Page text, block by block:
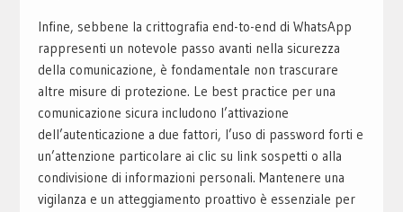
Infine, sebbene la crittografia end-to-end di WhatsApp
rappresenti un notevole passo avanti nella sicurezza
della comunicazione, è fondamentale non trascurare
altre misure di protezione. Le best practice per una
comunicazione sicura includono l’attivazione
dell’autenticazione a due fattori, l’uso di password forti e
un’attenzione particolare ai clic su link sospetti o alla
condivisione di informazioni personali. Mantenere una
vigilanza e un atteggiamento proattivo è essenziale per